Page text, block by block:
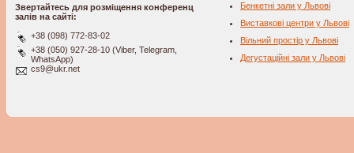
Звертайтесь для розміщення конференц
залів на сайті:
+38 (098) 772-83-02
+38 (050) 927-28-10 (Viber, Telegram,
WhatsApp)
cs9@ukr.net
Бенкетні зали у Львові
Виставкові центри у Львові
Вільний простір у Львові
Дегустаційні зали у Львові